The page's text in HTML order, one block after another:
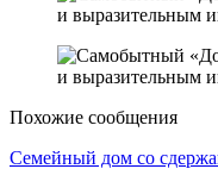
Похожие сообщения
Семейный дом со